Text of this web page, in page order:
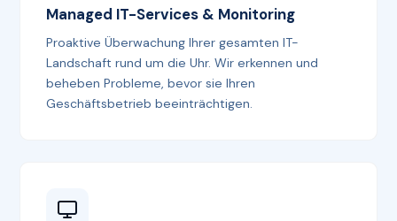
Managed IT-Services & Monitoring
Proaktive Überwachung Ihrer gesamten IT-
Landschaft rund um die Uhr. Wir erkennen und
beheben Probleme, bevor sie Ihren
Geschäftsbetrieb beeinträchtigen.